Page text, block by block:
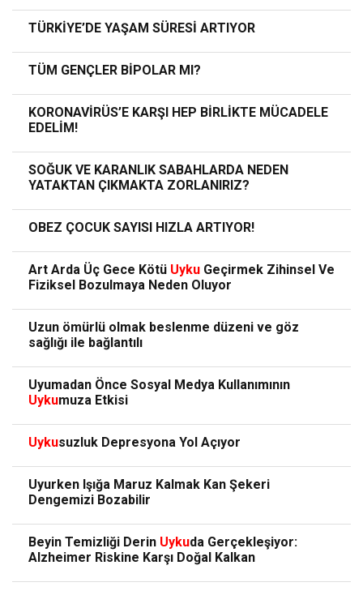
TÜRKİYE’DE YAŞAM SÜRESİ ARTIYOR
TÜM GENÇLER BİPOLAR MI?
KORONAVİRÜS’E KARŞI HEP BİRLİKTE MÜCADELE
EDELİM!
SOĞUK VE KARANLIK SABAHLARDA NEDEN
YATAKTAN ÇIKMAKTA ZORLANIRIZ?
OBEZ ÇOCUK SAYISI HIZLA ARTIYOR!
Art Arda Üç Gece Kötü Uyku Geçirmek Zihinsel Ve
Fiziksel Bozulmaya Neden Oluyor
Uzun ömürlü olmak beslenme düzeni ve göz
sağlığı ile bağlantılı
Uyumadan Önce Sosyal Medya Kullanımının
Uykumuza Etkisi
Uykusuzluk Depresyona Yol Açıyor
Uyurken Işığa Maruz Kalmak Kan Şekeri
Dengemizi Bozabilir
Beyin Temizliği Derin Uykuda Gerçekleşiyor:
Alzheimer Riskine Karşı Doğal Kalkan